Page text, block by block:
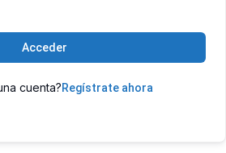
Acceder
cuenta?Regístrate ahora